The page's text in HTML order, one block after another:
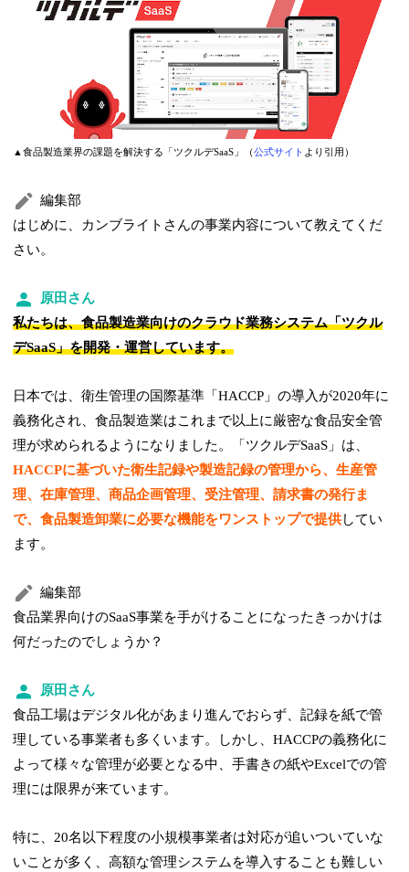
▲食品製造業界の課題を解決する「ツクルデSaaS」（公式サイト より引用）
編集部
はじめに、カンブライトさんの事業内容について教えてくだ
さい。
原田さん
私たちは、食品製造業向けのクラウド業務システム「ツクル
デSaaS」を開発・運営しています。
日本では、衛生管理の国際基準「HACCP」の導入が2020年に
義務化され、食品製造業はこれまで以上に厳密な食品安全管
理が求められるようになりました。「ツクルデSaaS」は、
HACCPに基づいた衛生記録や製造記録の管理から、生産管
理、在庫管理、商品企画管理、受注管理、請求書の発行ま
で、食品製造卸業に必要な機能をワンストップで提供してい
ます。
編集部
食品業界向けのSaaS事業を手がけることになったきっかけは
何だったのでしょうか？
原田さん
食品工場はデジタル化があまり進んでおらず、記録を紙で管
理している事業者も多くいます。しかし、HACCPの義務化に
よって様々な管理が必要となる中、手書きの紙やExcelでの管
理には限界が来ています。
特に、20名以下程度の小規模事業者は対応が追いついていな
いことが多く、高額な管理システムを導入することも難しい